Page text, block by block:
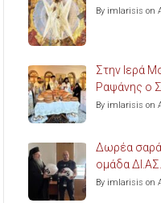
By imlarisis on
Στην Ιερά
Ραψάνης ο
By imlarisis on
Δωρέα
ομάδα
By imlarisis on